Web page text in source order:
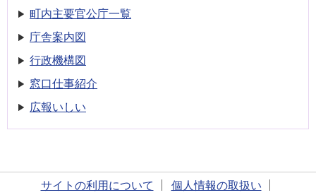
町内主要官公庁一覧
庁舎案内図
行政機構図
窓口仕事紹介
広報いしい
サイトの利用について
個人情報の取扱い